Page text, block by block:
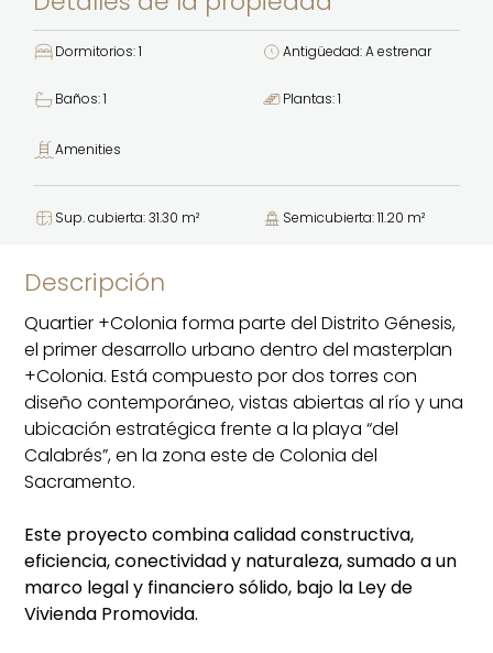
Dormitorios: 1 Antigüedad: A estrenar
Baños: 1 Plantas: 1
Amenities
Sup. cubierta: 31.30 m² Semicubierta: 11.20 m²
Descripción
Quartier +Colonia forma parte del Distrito Génesis,
el primer desarrollo urbano dentro del masterplan
+Colonia. Está compuesto por dos torres con
diseño contemporáneo, vistas abiertas al río y una
ubicación estratégica frente a la playa “del
Calabrés”, en la zona este de Colonia del
Sacramento.
Este proyecto combina calidad constructiva,
eficiencia, conectividad y naturaleza, sumado a un
marco legal y financiero sólido, bajo la Ley de
Vivienda Promovida.